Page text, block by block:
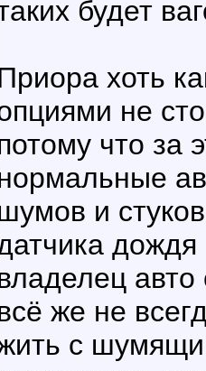
будет
хоть
не
что за
и
дождя
авто
же не
с